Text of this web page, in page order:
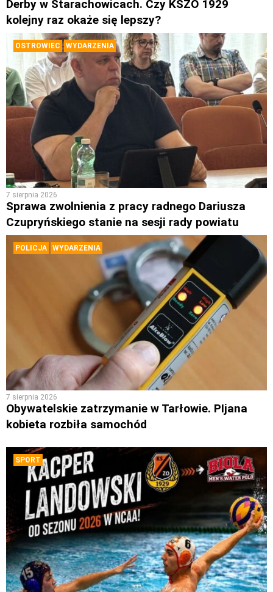
Derby w Starachowicach. Czy KSZO 1929
kolejny raz okaże się lepszy?
OSTROWIEC WYDARZENIA
7 sierpnia 2026
Sprawa zwolnienia z pracy radnego Dariusza
Czupryńskiego stanie na sesji rady powiatu
POLICJA WYDARZENIA
7 sierpnia 2026
Obywatelskie zatrzymanie w Tarłowie. PIjana
kobieta rozbiła samochód
SPORT